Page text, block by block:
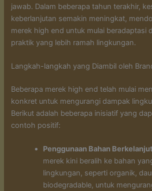
jawab. Dalam beberapa tahun terakhir,
keberlanjutan semakin meningkat,
merek high end untuk mulai beradaptasi
praktik yang lebih ramah lingkungan.
Langkah-langkah yang Diambil oleh
Beberapa merek high end telah mulai
konkret untuk mengurangi dampak
Berikut adalah beberapa inisiatif yang
contoh positif:
Penggunaan Bahan
merek kini beralih ke bahan
lingkungan, seperti organik,
biodegradable, untuk